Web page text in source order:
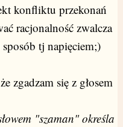
konfliktu przekonań
racjonalność zwalcza
tj napięciem;)
zgadzam się z głosem
"szaman" określa